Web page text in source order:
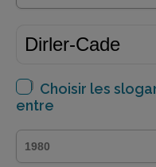
Choisir les
entre